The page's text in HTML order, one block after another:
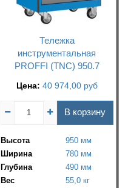
Тележка
инструментальная
PROFFI (TNC) 950.7
Цена: 40 974,00 руб
В корзину
Высота
950 мм
Ширина
780 мм
Глубина
490 мм
Вес
55,0 кг